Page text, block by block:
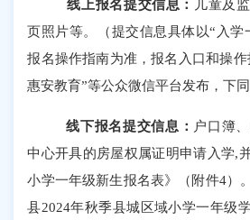
线上报名提交信息：
儿童及
页照片等。（提交信息具体以“ 入学
报名操作指南为准，报名入口和操
惠安教育”等公众微信平台发布，下同
线下报名提交信息： 户口簿
中心开具的房屋权属证明申请入学,
小学一年级新生报名表》（附件4）
县2024年秋季县城区域小学一年级